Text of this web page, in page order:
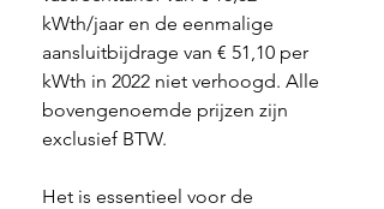
kWth/jaar en de eenmalige
aansluitbijdrage van € 51,10 per
kWth in 2022 niet verhoogd. Alle
bovengenoemde prijzen zijn
exclusief BTW.
Het is essentieel voor de